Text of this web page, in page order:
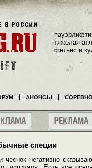
специи
негативно
тяжелая
фитнес и
АНОНСЫ